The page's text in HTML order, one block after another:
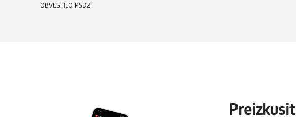
OBVESTILO PSD2